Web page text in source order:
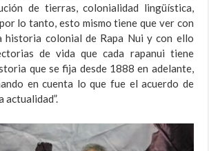
de tierras, colonialidad lingüística,
lo tanto, esto mismo tiene que ver con
historia colonial de Rapa Nui y con ello
de vida que cada rapanui tiene
que se fija desde 1888 en adelante,
en cuenta lo que fue el acuerdo de
actualidad”.